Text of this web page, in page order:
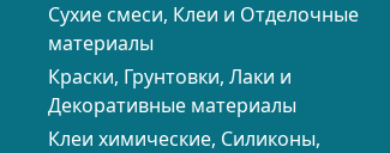
Сухие смеси, Клеи и Отделочные
материалы
Краски, Грунтовки, Лаки и
Декоративные материалы
Клеи химические, Силиконы,